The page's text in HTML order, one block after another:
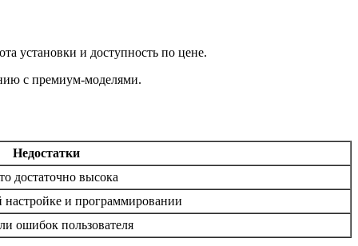
установки и доступность по цене.
с премиум-моделями.
Недостатки
достаточно высока
и программировании
ошибок пользователя